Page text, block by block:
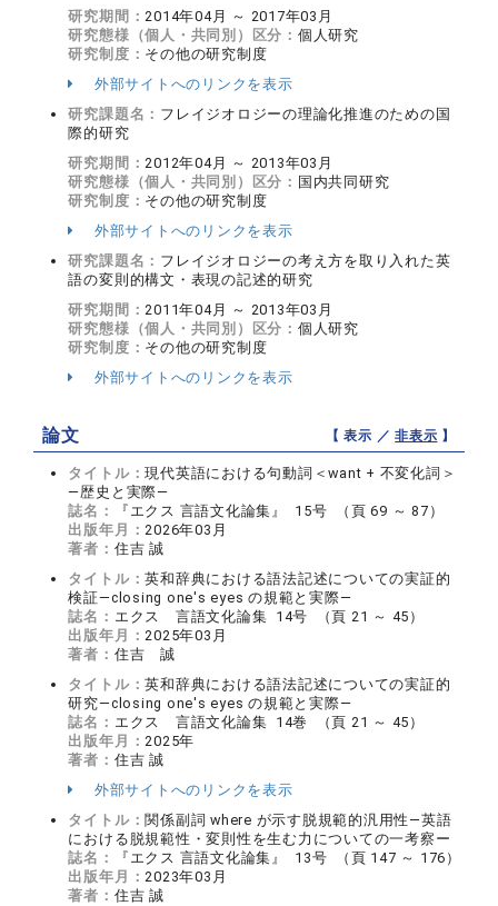
研究期間：2014年04月 ～ 2017年03月
研究態様（個人・共同別）区分： 個人研究
研究制度： その他の研究制度
外部サイトへのリンクを表示
研究課題名： フレイジオロジーの理論化推進のための国
際的研究
研究期間：2012年04月 ～ 2013年03月
研究態様（個人・共同別）区分： 国内共同研究
研究制度： その他の研究制度
外部サイトへのリンクを表示
研究課題名： フレイジオロジーの考え方を取り入れた英
語の変則的構文・表現の記述的研究
研究期間：2011年04月 ～ 2013年03月
研究態様（個人・共同別）区分： 個人研究
研究制度： その他の研究制度
外部サイトへのリンクを表示
論文 【 表示 ／非表示 】
タイトル：現代英語における句動詞＜want + 不変化詞＞
―歴史と実際―
誌名：
『エクス 言語文化論集』 15号 （頁 69 ～ 87）
出版年月：2026年03月
著者： 住吉 誠
タイトル：英和辞典における語法記述についての実証的
検証―closing one's eyes の規範と実際―
誌名： エクス 言語文化論集 14号 （頁 21 ～ 45）
出版年月：2025年03月
著者： 住吉 誠
タイトル：英和辞典における語法記述についての実証的
研究―closing one's eyes の規範と実際―
誌名： エクス 言語文化論集 14巻 （頁 21 ～ 45）
出版年月：2025年
著者： 住吉 誠
外部サイトへのリンクを表示
タイトル： 関係副詞 where が示す脱規範的汎用性―英語
における脱規範性・変則性を生む力についての一考察ー
誌名：
『エクス 言語文化論集』 13号 （頁 147 ～ 176）
出版年月：2023年03月
著者： 住吉 誠